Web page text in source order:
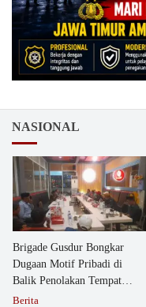
NASIONAL
Brigade Gusdur Bongkar
Dugaan Motif Pribadi di
Balik Penolakan Tempat
Ibadah GKJW Bangil
Berita